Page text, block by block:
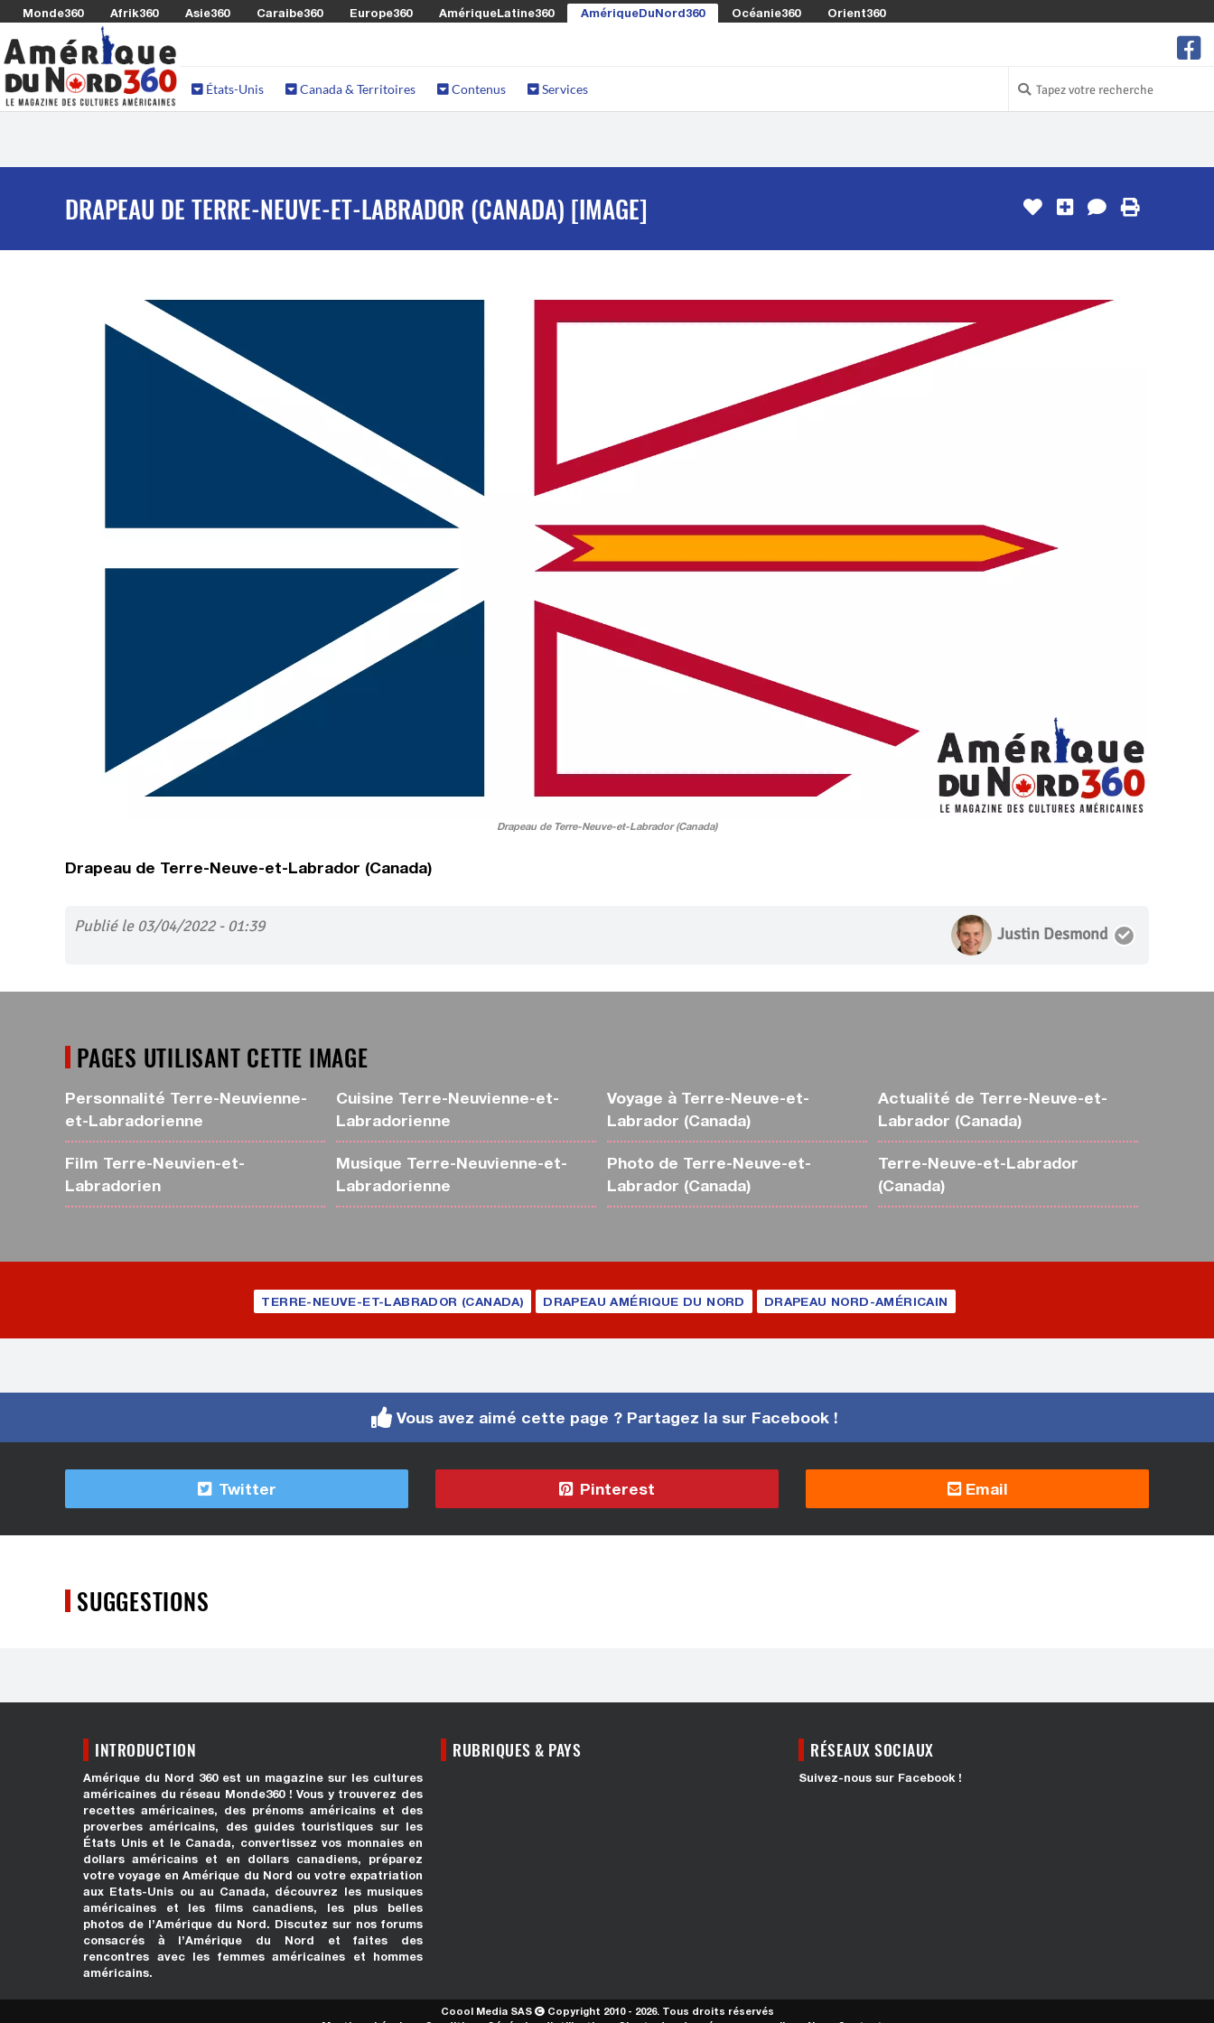
Monde360 Afrik360 Asie360 Caraibe360 Europe360 AmériqueLatine360 AmériqueDuNord360 Océanie360 Orient360
États-Unis Canada & Territoires Contenus Services
DRAPEAU DE TERRE-NEUVE-ET-LABRADOR (CANADA) [IMAGE]
Drapeau de Terre-Neuve-et-Labrador (Canada)
Drapeau de Terre-Neuve-et-Labrador (Canada)
Publié le 03/04/2022 - 01:39 Justin Desmond
PAGES UTILISANT CETTE IMAGE
Personnalité Terre-Neuvienne-
et-Labradorienne
Cuisine Terre-Neuvienne-et-
Labradorienne
Voyage à Terre-Neuve-et-
Labrador (Canada)
Actualité de Terre-Neuve-et-
Labrador (Canada)
Film Terre-Neuvien-et-
Labradorien
Musique Terre-Neuvienne-et-
Labradorienne
Photo de Terre-Neuve-et-
Labrador (Canada)
Terre-Neuve-et-Labrador
(Canada)
TERRE-NEUVE-ET-LABRADOR (CANADA) DRAPEAU AMÉRIQUE DU NORD DRAPEAU NORD-AMÉRICAIN
Vous avez aimé cette page ? Partagez la sur Facebook !
Twitter Pinterest Email
SUGGESTIONS
INTRODUCTION
Amérique du Nord 360 est un magazine sur les cultures
américaines du réseau Monde360 ! Vous y trouverez des
recettes américaines, des prénoms américains et des
proverbes américains, des guides touristiques sur les
États Unis et le Canada, convertissez vos monnaies en
dollars américains et en dollars canadiens, préparez
votre voyage en Amérique du Nord ou votre expatriation
aux Etats-Unis ou au Canada, découvrez les musiques
américaines et les films canadiens, les plus belles
photos de l’Amérique du Nord. Discutez sur nos forums
consacrés à l’Amérique du Nord et faites des
rencontres avec les femmes américaines et hommes
américains.
RUBRIQUES & PAYS RÉSEAUX SOCIAUX
Suivez-nous sur Facebook !
Coool Media SAS
Copyright 2010 - 2026. Tous droits réservés